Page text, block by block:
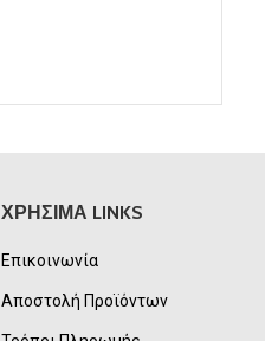
ΧΡΗΣΙΜΑ LINKS
Επικοινωνία
Αποστολή Προϊόντων